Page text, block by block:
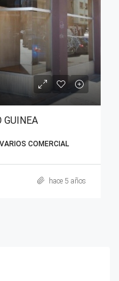
GUINEA
VARIOS COMERCIAL
hace 5 años